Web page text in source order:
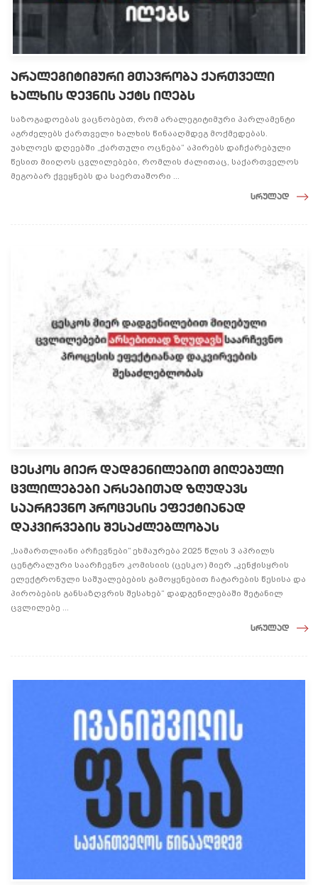
არალეგიტიმური მთავრობა ქართველი
ხალხის დევნის აქტს იღებს
საზოგადოებას ვაცნობებთ, რომ არალეგიტიმური პარლამენტი
აგრძელებს ქართველი ხალხის წინააღმდეგ მოქმედებას.
უახლოეს დღეებში „ქართული ოცნება“ აპირებს დაჩქარებული
წესით მიიღოს ცვლილებები, რომლის ძალითაც, საქართველოს
მეგობარ ქვეყნებს და საერთაშორი ...
სრულად
ცესკოს მიერ დადგენილებით მიღებული
ცვლილებები არსებითად ზღუდავს
საარჩევნო პროცესის ეფექტიანად
დაკვირვების შესაძლებლობას
„სამართლიანი არჩევნები” ეხმაურება 2025 წლის 3 აპრილს
ცენტრალური საარჩევნო კომისიის (ცესკო) მიერ „კენჭისყრის
ელექტრონული საშუალებების გამოყენებით ჩატარების წესისა და
პირობების განსაზღვრის შესახებ“ დადგენილებაში შეტანილ
ცვლილებე ...
სრულად